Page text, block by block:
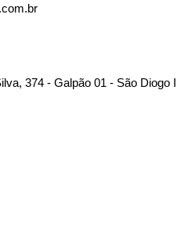
374 - Galpão 01 - São Diogo I